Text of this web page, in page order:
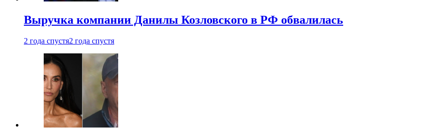
Выручка компании Данилы Козловского в РФ обвалилась
2 года спустя2 года спустя